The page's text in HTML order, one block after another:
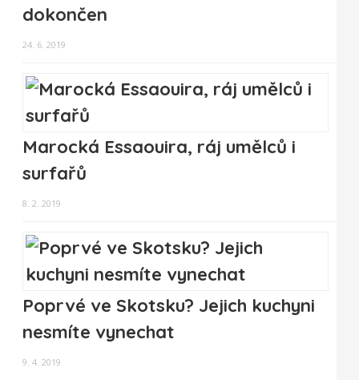
dokončen
24. 6. 2019
Marocká Essaouira, ráj umělců i
surfařů
8. 2. 2019
Poprvé ve Skotsku? Jejich kuchyni
nesmíte vynechat
9. 4. 2019